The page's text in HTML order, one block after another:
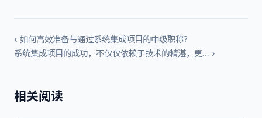
‹ 如何高效准备与通过系统集成项目的中级职称？
系统集成项目的成功，不仅仅依赖于技术的精湛，更… ›
相关阅读